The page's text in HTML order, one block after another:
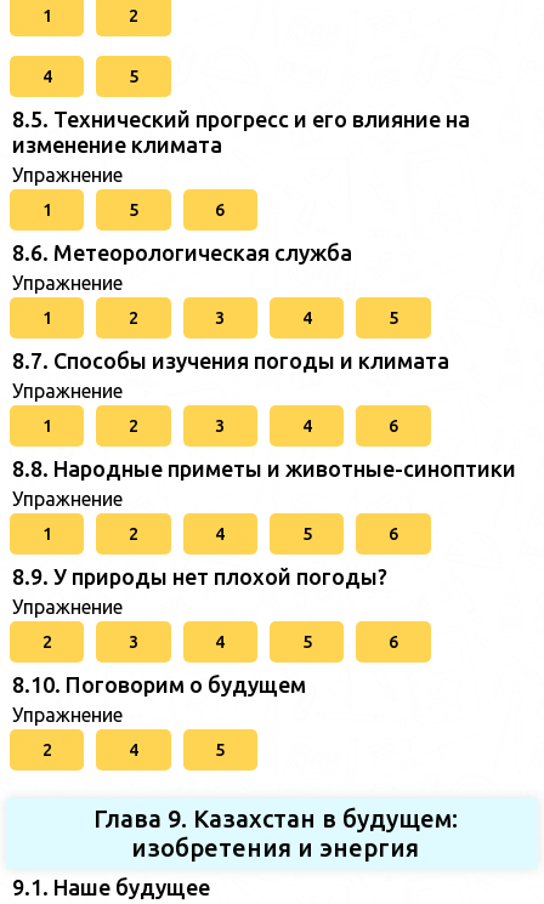
1 2
4 5
8.5. Технический прогресс и его влияние на
изменение климата
Упражнение
1 5 6
8.6. Метеорологическая служба
Упражнение
1 2 3 4 5
8.7. Способы изучения погоды и климата
Упражнение
1 2 3 4 6
8.8. Народные приметы и животные-синоптики
Упражнение
1 2 4 5 6
8.9. У природы нет плохой погоды?
Упражнение
2 3 4 5 6
8.10. Поговорим о будущем
Упражнение
2 4 5
Глава 9. Казахстан в будущем:
изобретения и энергия
9.1. Наше будущее